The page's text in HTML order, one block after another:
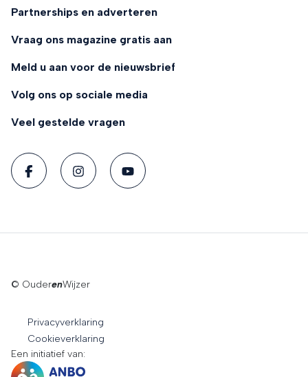
Partnerships en adverteren
Vraag ons magazine gratis aan
Meld u aan voor de nieuwsbrief
Volg ons op sociale media
Veel gestelde vragen
© OuderenWijzer
Privacyverklaring
Cookieverklaring
Een initiatief van: